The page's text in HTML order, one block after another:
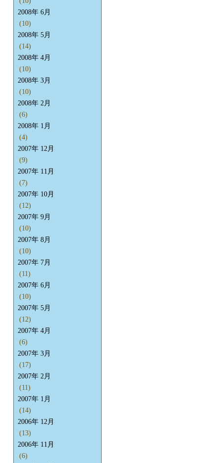
2008年 6月
(10)
2008年 5月
(14)
2008年 4月
(10)
2008年 3月
(10)
2008年 2月
(6)
2008年 1月
(4)
2007年 12月
(9)
2007年 11月
(7)
2007年 10月
(12)
2007年 9月
(10)
2007年 8月
(10)
2007年 7月
(11)
2007年 6月
(10)
2007年 5月
(12)
2007年 4月
(6)
2007年 3月
(17)
2007年 2月
(11)
2007年 1月
(14)
2006年 12月
(13)
2006年 11月
(6)